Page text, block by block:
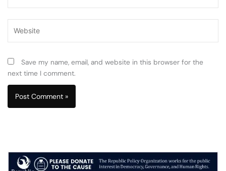
Save my name, email, and website in this browser for the
next time I comment.